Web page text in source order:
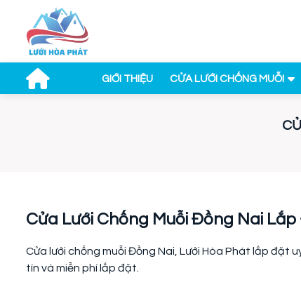
GIỚI THIỆU CỬA LƯỚI CHỐNG MUỖI
Cửa Lưới Chống Muỗi Đồng Nai
Cửa lưới chống muỗi Đồng Nai, Lưới Hòa Phát lắp đặt
tín và miễn phí lắp đặt.